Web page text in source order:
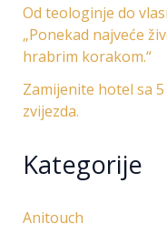
Od teologinje do
„Ponekad najveće
hrabrim korakom.“
Zamijenite hotel sa
zvijezda.
Kategorije
Anitouch